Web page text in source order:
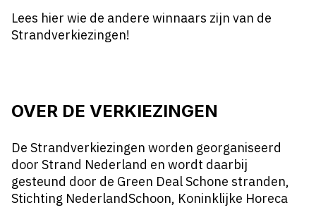
Lees hier wie de andere winnaars zijn van de
Strandverkiezingen!
OVER DE VERKIEZINGEN
De Strandverkiezingen worden georganiseerd
door Strand Nederland en wordt daarbij
gesteund door de Green Deal Schone stranden,
Stichting NederlandSchoon, Koninklijke Horeca